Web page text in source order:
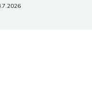
je 5 z 5 hvězdiček.